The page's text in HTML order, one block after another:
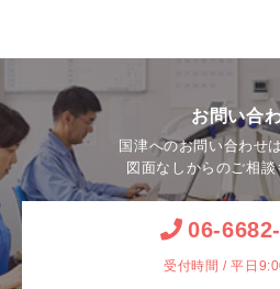
お問い合
国津へのお問い合わせ
図面なしからのご相
06-
受付時間 / 平日